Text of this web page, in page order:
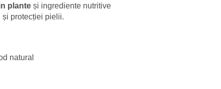
plante și ingrediente nutritive
protecției pielii.
natural